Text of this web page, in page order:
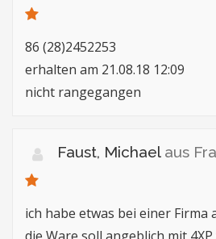
86 (28)2452253
erhalten am 21.08.18 12:09
nicht rangegangen
Faust, Michael aus
ich habe etwas bei einer Firma